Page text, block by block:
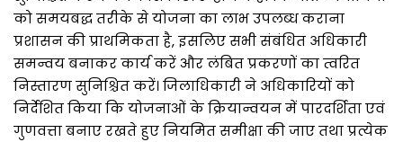
को समयबद्ध तरीके से योजना का लाभ उपलब्ध कराना
प्रशासन की प्राथमिकता है, इसलिए सभी संबंधित अधिकारी
समन्वय बनाकर कार्य करें और लंबित प्रकरणों का त्वरित
निस्तारण सुनिश्चित करें। जिलाधिकारी ने अधिकारियों को
निर्देशित किया कि योजनाओं के क्रियान्वयन में पारदर्शिता एवं
गुणवत्ता बनाए रखते हुए नियमित समीक्षा की जाए तथा प्रत्येक